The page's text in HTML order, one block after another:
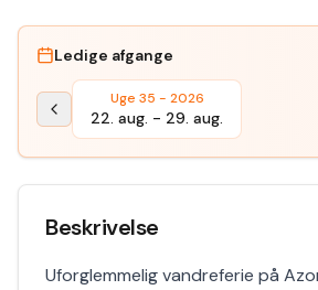
Ledige afgange
Uge 35 - 2026
22. aug. - 29. aug.
Beskrivelse
Uforglemmelig vandreferie på